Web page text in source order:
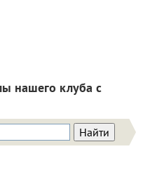
нашего клуба с